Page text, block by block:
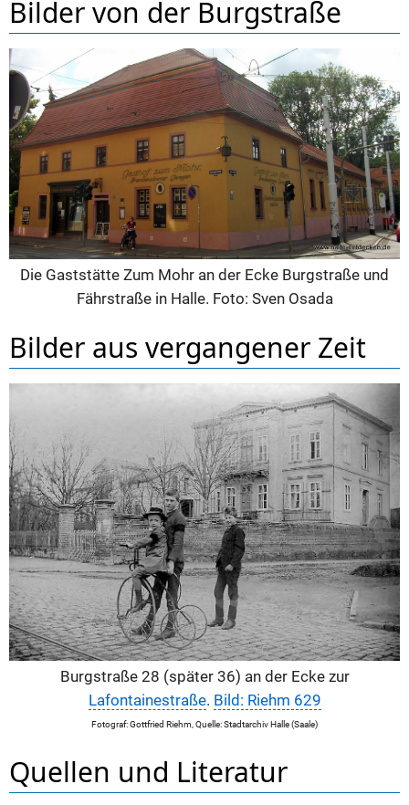
Bilder von der Burgstraße
Die Gaststätte Zum Mohr an der Ecke Burgstraße und
Fährstraße in Halle. Foto: Sven Osada
Bilder aus vergangener Zeit
Burgstraße 28 (später 36) an der Ecke zur
Lafontainestraße. Bild: Riehm 629
Fotograf: Gottfried Riehm, Quelle: Stadtarchiv Halle (Saale)
Quellen und Literatur